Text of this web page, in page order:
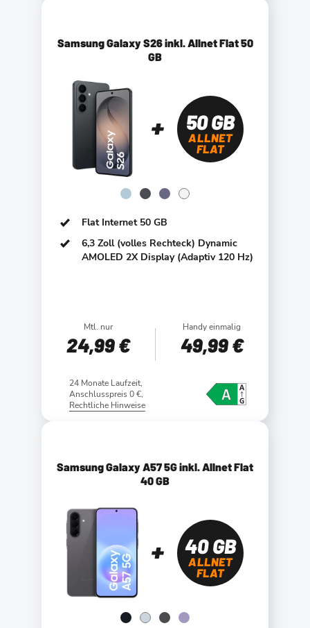
Samsung Galaxy S26 inkl. Allnet Flat 50
GB
50 GB
ALLNET
FLAT
Flat Internet 50 GB
6,3 Zoll (volles Rechteck) Dynamic
AMOLED 2X Display (Adaptiv 120 Hz)
Mtl. nur
24,99 €
Handy einmalig
49,99 €
24 Monate Laufzeit,
Anschlusspreis 0 €,
Rechtliche Hinweise
Samsung Galaxy A57 5G inkl. Allnet Flat
40 GB
40 GB
ALLNET
FLAT